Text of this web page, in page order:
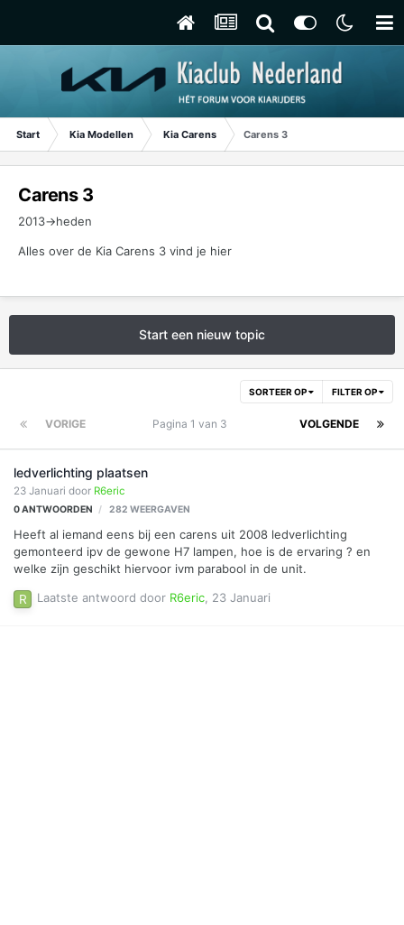
Start Kia Modellen Kia Carens Carens 3
Carens 3
2013->heden
Alles over de Kia Carens 3 vind je hier
Start een nieuw topic
SORTEER OP FILTER OP
VORIGE VOLGENDE
Pagina 1 van 3
ledverlichting plaatsen
23 Januari door R6eric
0ANTWOORDEN 282 WEERGAVEN
Heeft al iemand eens bij een carens uit 2008 ledverlichting
gemonteerd ipv de gewone H7 lampen, hoe is de ervaring ? en
welke zijn geschikt hiervoor ivm parabool in de unit.
Laatste antwoord door R6eric, 23 Januari